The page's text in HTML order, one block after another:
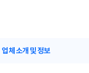
업체 소개 및 정보